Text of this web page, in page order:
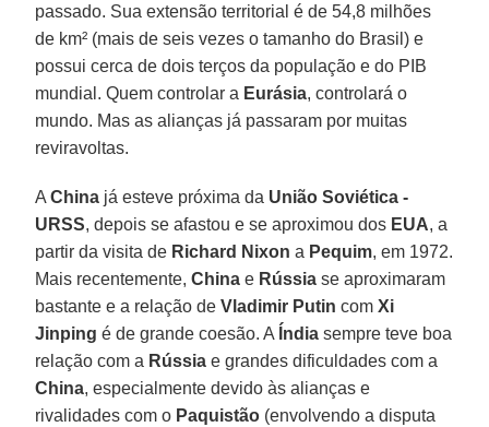
passado. Sua extensão territorial é de 54,8 milhões
de km² (mais de seis vezes o tamanho do Brasil) e
possui cerca de dois terços da população e do PIB
mundial. Quem controlar a Eurásia, controlará o
mundo. Mas as alianças já passaram por muitas
reviravoltas.
AChina já esteve próxima da União Soviética -
URSS, depois se afastou e se aproximou dos EUA, a
partir da visita de Richard Nixon a Pequim, em 1972.
Mais recentemente,China e Rússia se aproximaram
bastante e a relação deVladimir Putin com Xi
Jinping é de grande coesão. A Índia sempre teve boa
relação com a Rússia e grandes dificuldades com a
China, especialmente devido às alianças e
rivalidades com o Paquistão (envolvendo a disputa